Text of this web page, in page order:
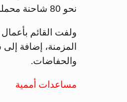
نحو 80 شاحنة محملة بمواد إغاثية للمتضررين من الزلزال، وفق قناة "روسيا اليوم" الإخبارية.
ولفت القائم
المزمنة، إضافة
والحفاضات.
مساعدات أممية